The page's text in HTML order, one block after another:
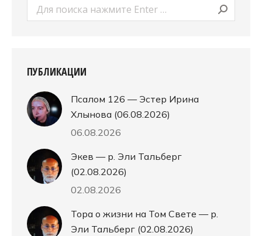
Поиск:
ПУБЛИКАЦИИ
Псалом 126 — Эстер Ирина
Хлынова (06.08.2026)
06.08.2026
Экев — р. Эли Тальберг
(02.08.2026)
02.08.2026
Тора о жизни на Том Свете — р.
Эли Тальберг (02.08.2026)